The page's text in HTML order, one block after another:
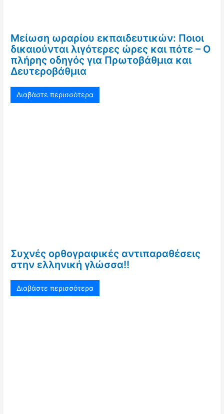
Μείωση ωραρίου εκπαιδευτικών: Ποιοι
δικαιούνται λιγότερες ώρες και πότε – Ο
πλήρης οδηγός για Πρωτοβάθμια και
Δευτεροβάθμια
Διαβάστε περισσότερα
Συχνές ορθογραφικές αντιπαραθέσεις
στην ελληνική γλώσσα!!
Διαβάστε περισσότερα